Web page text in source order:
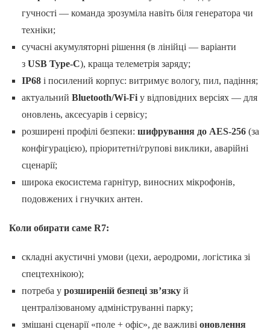
гучності — команда зрозуміла навіть біля генератора чи
техніки;
сучасні акумуляторні рішення (в лінійці — варіанти
з USB Type-C), краща телеметрія заряду;
IP68і посилений корпус: витримує вологу, пил, падіння;
актуальний Bluetooth/Wi-Fiу відповідних версіях — для
оновлень, аксесуарів і сервісу;
розширені профілі безпеки: шифрування до AES-256(за
конфігурацією), пріоритетні/групові виклики, аварійні
сценарії;
широка екосистема гарнітур, виносних мікрофонів,
подовжених і гнучких антен.
Коли обирати саме R7:
складні акустичні умови (цехи, аеродроми, логістика зі
спецтехнікою);
потреба у розширеній безпеці зв’язкуй
централізованому адмініструванні парку;
змішані сценарії «поле + офіс», де важливі оновлення